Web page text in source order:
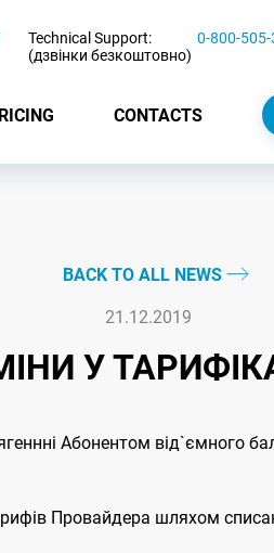
Technical Support:
(дзвінки безкоштовно)
0-800-505-
CONTACTS
BACK TO ALL NEWS
21.12.2019
У
Абонентом від`ємного
Провайдера шляхом